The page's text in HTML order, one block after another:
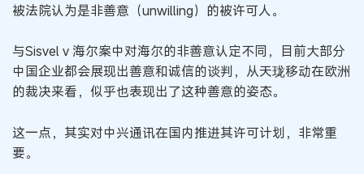
被法院认为是非善意（unwilling）的被许可人。
与Sisvel v 海尔案中对海尔的非善意认定不同，目前大部分
中国企业都会展现出善意和诚信的谈判，从天珑移动在欧洲
的裁决来看，似乎也表现出了这种善意的姿态。
这一点，其实对中兴通讯在国内推进其许可计划，非常重
要。